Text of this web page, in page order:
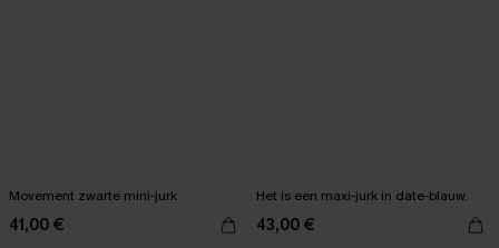
Movement zwarte mini-jurk
41,00 €
Het is een maxi-jurk in date-blauw.
43,00 €